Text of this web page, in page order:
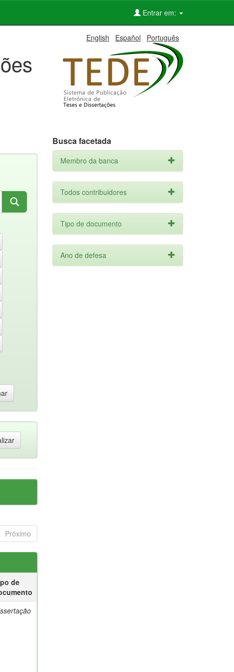
Entrar em:
English Español Português
Próximo
de
Busca facetada
Membro da banca
Todos contribuidores
Tipo de documento
Ano de defesa